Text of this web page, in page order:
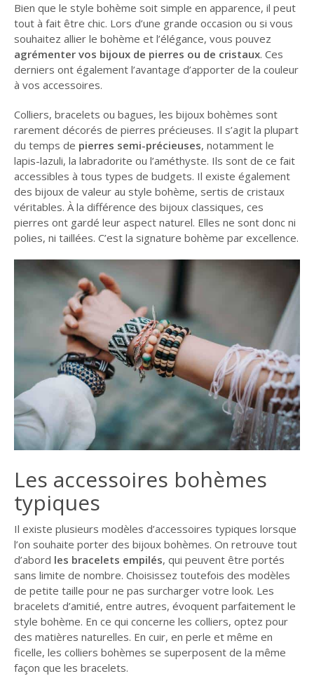
Bien que le style bohème soit simple en apparence, il peut
tout à fait être chic. Lors d’une grande occasion ou si vous
souhaitez allier le bohème et l’élégance, vous pouvez
agrémenter vos bijoux de pierres ou de cristaux. Ces
derniers ont également l’avantage d’apporter de la couleur
à vos accessoires.
Colliers, bracelets ou bagues, les bijoux bohèmes sont
rarement décorés de pierres précieuses. Il s’agit la plupart
du temps de pierres semi-précieuses, notamment le
lapis-lazuli, la labradorite ou l’améthyste. Ils sont de ce fait
accessibles à tous types de budgets. Il existe également
des bijoux de valeur au style bohème, sertis de cristaux
véritables. À la différence des bijoux classiques, ces
pierres ont gardé leur aspect naturel. Elles ne sont donc ni
polies, ni taillées. C’est la signature bohème par excellence.
Les accessoires bohèmes
typiques
Il existe plusieurs modèles d’accessoires typiques lorsque
l’on souhaite porter des bijoux bohèmes. On retrouve tout
d’abord les bracelets empilés, qui peuvent être portés
sans limite de nombre. Choisissez toutefois des modèles
de petite taille pour ne pas surcharger votre look. Les
bracelets d’amitié, entre autres, évoquent parfaitement le
style bohème. En ce qui concerne les colliers, optez pour
des matières naturelles. En cuir, en perle et même en
ficelle, les colliers bohèmes se superposent de la même
façon que les bracelets.